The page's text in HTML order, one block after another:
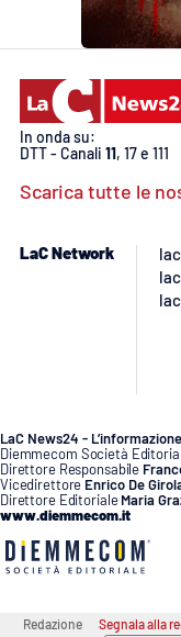
In onda su:
DTT - Canali 11, 17 e 111
Scarica tutte le
LaC Network
LaC News24 -
Diemmecom Società
Direttore Responsabile
Vicedirettore Enrico De
Direttore Editoriale Maria
www.diemmecom.it
Redazione Segnala alla